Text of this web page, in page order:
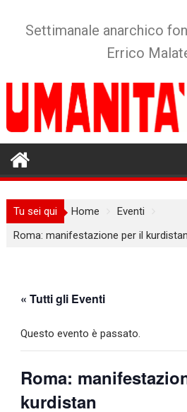
Settimanale anarchico
Errico
Tu sei qui Home
Eventi
Roma: manifestazione per il kurdistan
« Tutti gli Eventi
Questo evento è passato.
Roma:
kurdistan